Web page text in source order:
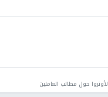
حول مطالب العاملين